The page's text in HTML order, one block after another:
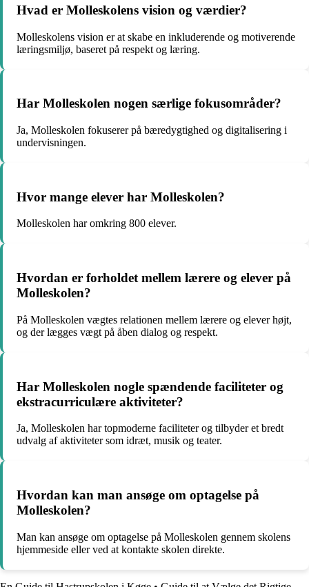
Hvad er Molleskolens vision og værdier?
Molleskolens vision er at skabe en inkluderende og motiverende
læringsmiljø, baseret på respekt og læring.
Har Molleskolen nogen særlige fokusområder?
Ja, Molleskolen fokuserer på bæredygtighed og digitalisering i
undervisningen.
Hvor mange elever har Molleskolen?
Molleskolen har omkring 800 elever.
Hvordan er forholdet mellem lærere og elever på
Molleskolen?
På Molleskolen vægtes relationen mellem lærere og elever højt,
og der lægges vægt på åben dialog og respekt.
Har Molleskolen nogle spændende faciliteter og
ekstracurriculære aktiviteter?
Ja, Molleskolen har topmoderne faciliteter og tilbyder et bredt
udvalg af aktiviteter som idræt, musik og teater.
Hvordan kan man ansøge om optagelse på
Molleskolen?
Man kan ansøge om optagelse på Molleskolen gennem skolens
hjemmeside eller ved at kontakte skolen direkte.